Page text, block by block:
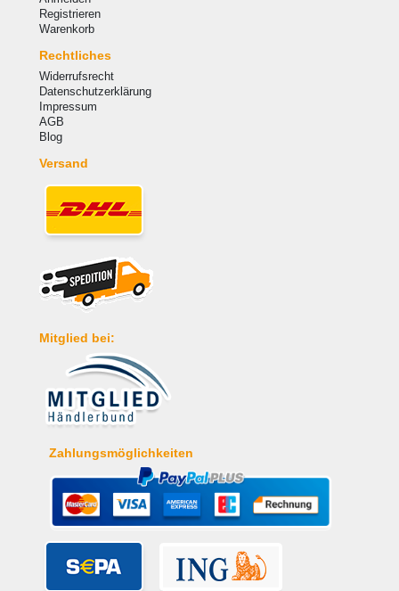
Registrieren
Warenkorb
Rechtliches
Widerrufsrecht
Datenschutzerklärung
Impressum
AGB
Blog
Versand
Mitglied bei:
Zahlungsmöglichkeiten